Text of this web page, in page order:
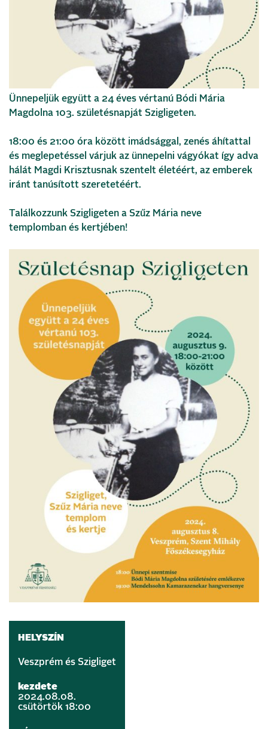
Ünnepeljük együtt a 24 éves vértanú Bódi Mária
Magdolna 103. születésnapját Szigligeten.
18:00 és 21:00 óra között imádsággal, zenés áhítattal
és meglepetéssel várjuk az ünnepelni vágyókat így adva
hálát Magdi Krisztusnak szentelt életéért, az emberek
iránt tanúsított szeretetéért.
Találkozzunk Szigligeten a Szűz Mária neve
templomban és kertjében!
HELYSZÍN
Veszprém és Szigliget
kezdete
2024.08.08.
csütörtök 18:00